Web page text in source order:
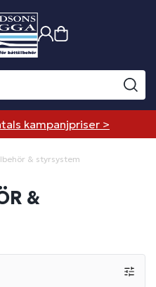
kampanjpriser >
& styrsystem
&